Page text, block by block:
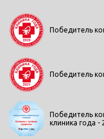
Победитель
Победитель
Победитель
клиника года -